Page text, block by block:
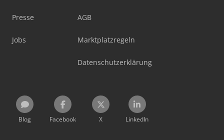
Presse
Jobs
AGB
Marktplatzregeln
Datenschutzerklärung
Blog Facebook X LinkedIn